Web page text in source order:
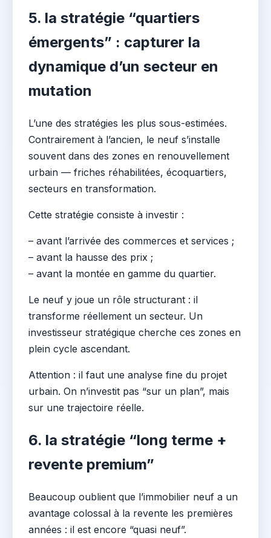
5. la stratégie “quartiers
émergents” : capturer la
dynamique d’un secteur en
mutation
L’une des stratégies les plus sous-estimées.
Contrairement à l’ancien, le neuf s’installe
souvent dans des zones en renouvellement
urbain — friches réhabilitées, écoquartiers,
secteurs en transformation.
Cette stratégie consiste à investir :
– avant l’arrivée des commerces et services ;
– avant la hausse des prix ;
– avant la montée en gamme du quartier.
Le neuf y joue un rôle structurant : il
transforme réellement un secteur. Un
investisseur stratégique cherche ces zones en
plein cycle ascendant.
Attention : il faut une analyse fine du projet
urbain. On n’investit pas “sur un plan”, mais
sur une trajectoire réelle.
6. la stratégie “long terme +
revente premium”
Beaucoup oublient que l’immobilier neuf a un
avantage colossal à la revente les premières
années : il est encore “quasi neuf”.